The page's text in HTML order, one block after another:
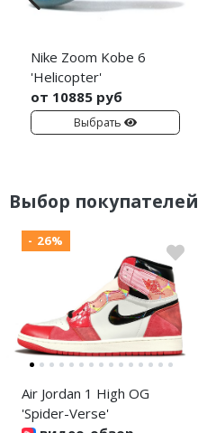
Nike Zoom Kobe 6
'Helicopter'
от 10885 руб
Выбрать
Выбор покупателей
- 26%
Air Jordan 1 High OG
'Spider-Verse'